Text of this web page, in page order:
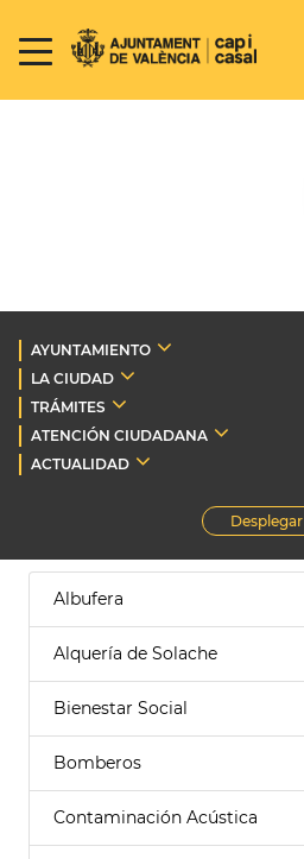
AYUNTAMIENTO
LA CIUDAD
TRÁMITES
ATENCIÓN CIUDADANA
ACTUALIDAD
Desplegar
Albufera
Alquería de Solache
Bienestar Social
Bomberos
Contaminación Acústica